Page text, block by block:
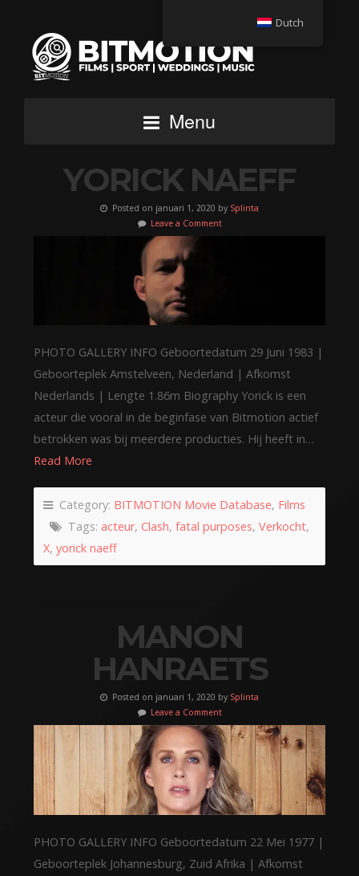
Menu
YORICK NAEFF
Posted on januari 1, 2020 by Splinta
Leave a Comment
PHOTO GALLERY INFO Geboortedatum 29 Juni 1983 |
Geboorteplek Amstelveen, Nederland | Afkomst
Nederlands | Lengte 1.86m Biography Yorick is een
acteur die vooral in de beginfase van Bitmotion actief
betrokken was bij meerdere producties. Hij heeft in…
Read More
Category: BITMOTION Movie Database, Films
Tags: acteur, Clash, fatal purposes, Verkocht,
X, yorick naeff
MANON
HANRAETS
Posted on januari 1, 2020 by Splinta
Leave a Comment
PHOTO GALLERY INFO Geboortedatum 22 Mei 1977 |
Geboorteplek Johannesburg, Zuid Afrika | Afkomst
Dutch